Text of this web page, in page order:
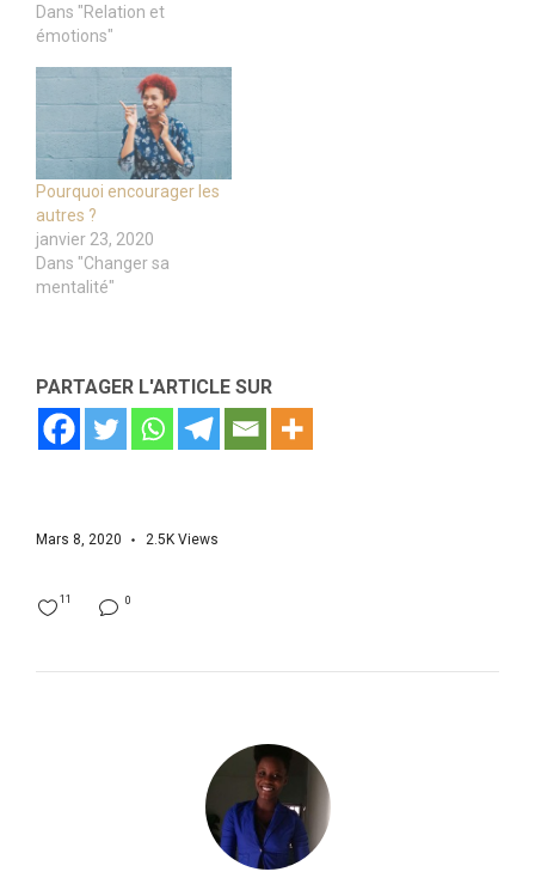
Dans "Relation et
émotions"
Pourquoi encourager les
autres ?
janvier 23, 2020
Dans "Changer sa
mentalité"
PARTAGER L'ARTICLE SUR
Mars 8, 2020 2.5K Views
0
11